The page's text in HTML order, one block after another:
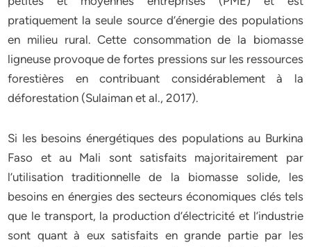
pratiquement la seule source d’énergie des populations
en milieu rural. Cette consommation de la biomasse
ligneuse provoque de fortes pressions sur les ressources
forestières en contribuant considérablement à la
déforestation (Sulaiman et al., 2017).
Si les besoins énergétiques des populations au Burkina
Faso et au Mali sont satisfaits majoritairement par
l’utilisation traditionnelle de la biomasse solide, les
besoins en énergies des secteurs économiques clés tels
que le transport, la production d’électricité et l’industrie
sont quant à eux satisfaits en grande partie par les